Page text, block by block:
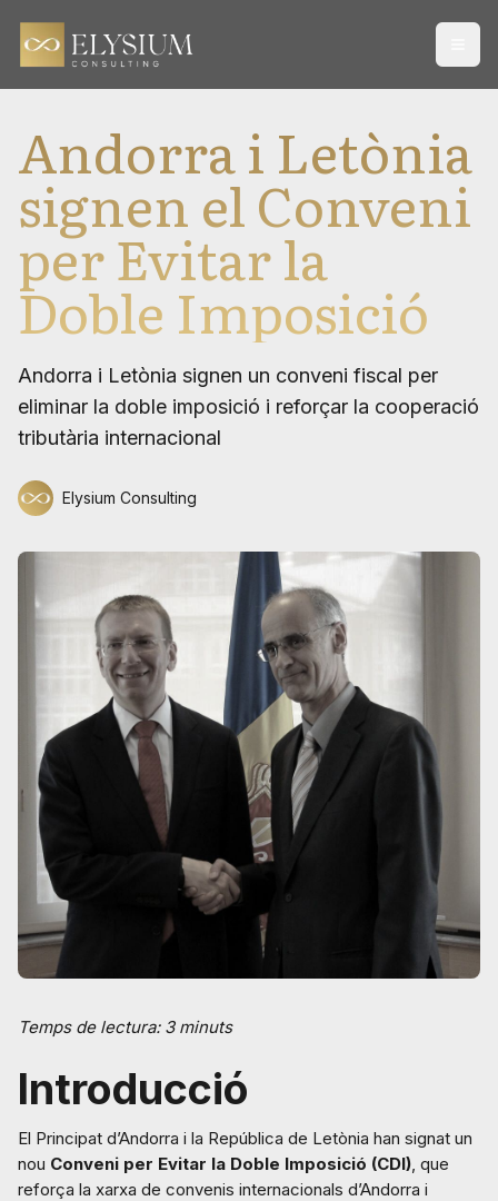
Andorra i Letònia
signen el Conveni
per Evitar la
Doble Imposició
Andorra i Letònia signen un conveni fiscal per
eliminar la doble imposició i reforçar la cooperació
tributària internacional
Elysium Consulting
Temps de lectura: 3 minuts
Introducció
El Principat d’Andorra i la República de Letònia han signat un
nou Conveni per Evitar la Doble Imposició (CDI), que
reforça la xarxa de convenis internacionals d’Andorra i